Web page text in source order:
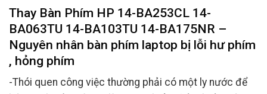
Thay Bàn Phím HP 14-BA253CL 14-
BA063TU 14-BA103TU 14-BA175NR –
Nguyên nhân bàn phím laptop bị lỗi hư phím
, hỏng phím
-Thói quen công việc thường phải có một ly nước để